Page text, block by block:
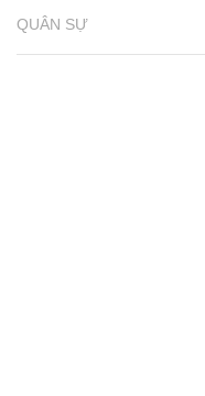
QUÂN SỰ